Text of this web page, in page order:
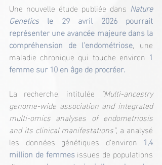
Une nouvelle étude publiée dans Nature
Genetics le 29 avril 2026 pourrait
représenter une avancée majeure dans la
compréhension de l’endométriose, une
maladie chronique qui touche environ 1
femme sur 10 en âge de procréer.
La recherche, intitulée “Multi-ancestry
genome-wide association and integrated
multi-omics analyses of endometriosis
and its clinical manifestations”, a analysé
les données génétiques d’environ 1,4
million de femmes issues de populations